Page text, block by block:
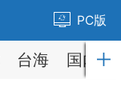
PC版
台海 国内